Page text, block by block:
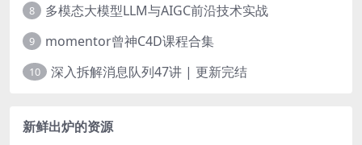
8 多模态大模型LLM与AIGC前沿技术实战
9 momentor曾神C4D课程合集
10 深入拆解消息队列47讲 | 更新完结
新鲜出炉的资源